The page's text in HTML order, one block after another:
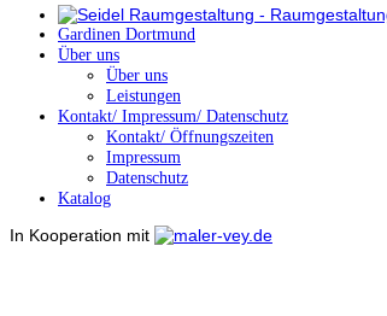
Gardinen Dortmund
Über uns
Über uns
Leistungen
Kontakt/ Impressum/ Datenschutz
Kontakt/ Öffnungszeiten
Impressum
Datenschutz
Katalog
In Kooperation mit